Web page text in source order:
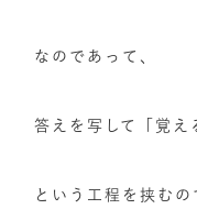
なのであって、
答えを写して「覚え
という工程を挟むの